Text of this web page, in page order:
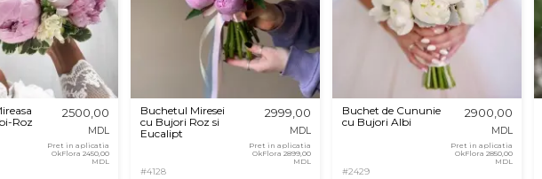
Roz
2500,00
MDL
Pret in aplicatia
OkFlora 2450,00
MDL
Buchetul Miresei
cu Bujori Roz si
Eucalipt
#4128
2999,00
MDL
Pret in aplicatia
OkFlora 2899,00
MDL
Buchet de Cununie
cu Bujori Albi
#2429
2900,00
MDL
Pret in aplicatia
OkFlora 2850,00
MDL